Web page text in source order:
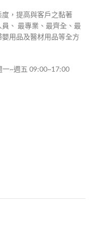
，提高與客戶之黏著
、 最專業、最齊全、最
用品及醫材用品等全方
一~週五 09:00~17:00